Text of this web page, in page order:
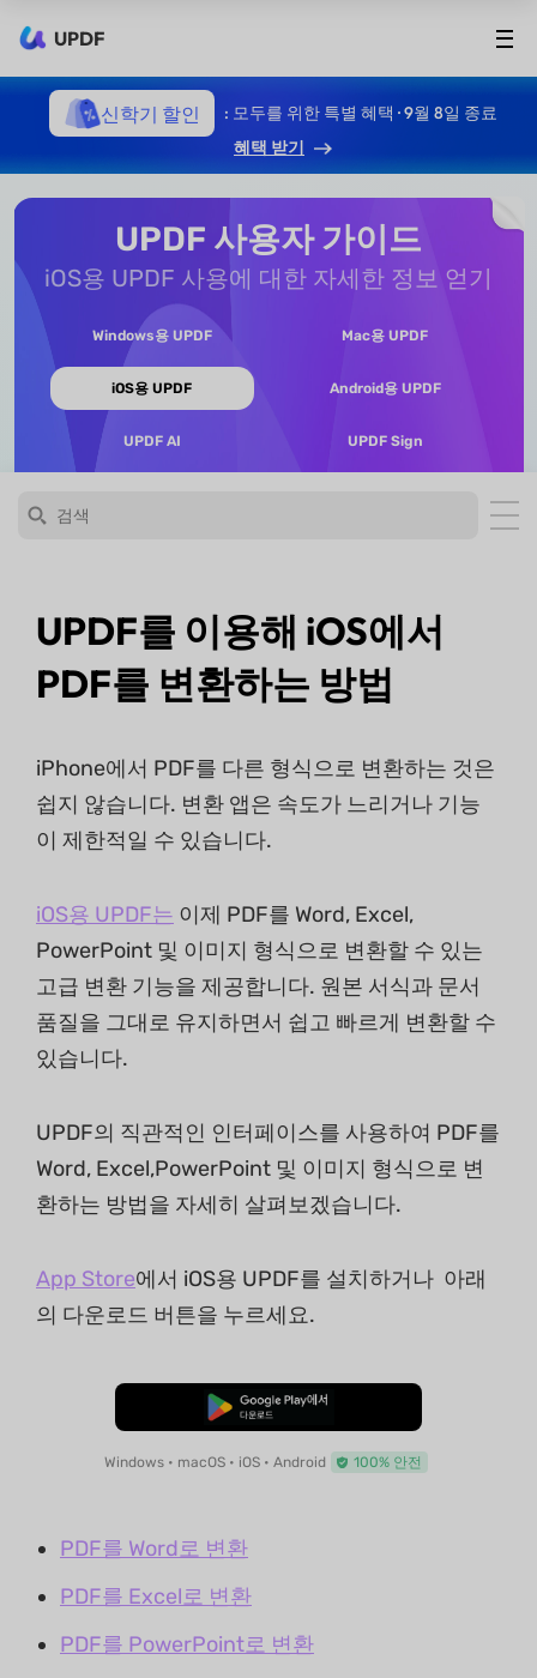
UPDF
신학기 할인
: 모두를 위한 특별 혜택 · 9월 8일 종료
혜택 받기
UPDF 사용자 가이드
iOS용 UPDF 사용에 대한 자세한 정보 얻기
Windows용 UPDF Mac용 UPDF
iOS용 UPDF Android용 UPDF
UPDF AI UPDF Sign
UPDF를 이용해 iOS에서
PDF를 변환하는 방법
iPhone에서 PDF를 다른 형식으로 변환하는 것은
쉽지 않습니다. 변환 앱은 속도가 느리거나 기능
이 제한적일 수 있습니다.
iOS용 UPDF는 이제 PDF를 Word, Excel,
PowerPoint 및 이미지 형식으로 변환할 수 있는
고급 변환 기능을 제공합니다. 원본 서식과 문서
품질을 그대로 유지하면서 쉽고 빠르게 변환할 수
있습니다.
UPDF의 직관적인 인터페이스를 사용하여 PDF를
Word, Excel,PowerPoint 및 이미지 형식으로 변
환하는 방법을 자세히 살펴보겠습니다.
App Store에서 iOS용 UPDF를 설치하거나 아래
의 다운로드 버튼을 누르세요.
무료로 다운로드
Windows • macOS • iOS • Android 100% 안전
PDF를 Word로 변환
PDF를 Excel로 변환
PDF를 PowerPoint로 변환